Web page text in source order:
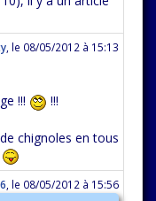
le 08/05/2012 à 15:13
!!! !!!
chignoles en tous
le 08/05/2012 à 15:56